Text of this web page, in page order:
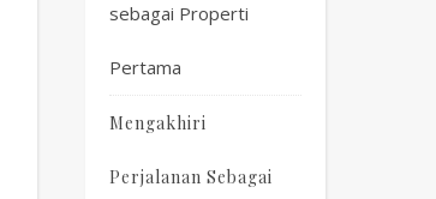
sebagai Properti
Pertama
Mengakhiri
Perjalanan Sebagai